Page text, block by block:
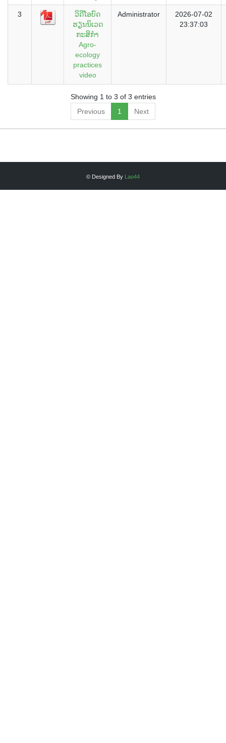
3
ວິດີໂອບົດ
ຮຽນນິເວດ
ກະສິກຳ
Agro-
ecology
practices
video
Administrator
2026-07-02
23:37:03
Showing 1 to 3 of 3 entries
Previous
1 Next
© Designed By Lao44